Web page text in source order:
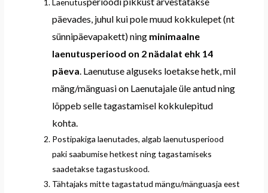
päevades juhul kui pole muud kokkulepet(nt
sünnipäevapakett) ning minimaalne
laenutusperiood on 2 nädalat ehk 14
päeva . Laenutuse alguseks loetakse hetk, mil
mäng/mänguasi on Laenutajale üle antud ning
lõppeb selletagastamisel kokkulepitud
kohta
Postipakiga laenutades, algab laenutusperiood
paki saabumise hetkest ning tagastamiseks
saadetakse tagastuskood.
Tähtajaks mitte tagastatud mängu/mänguasja eest